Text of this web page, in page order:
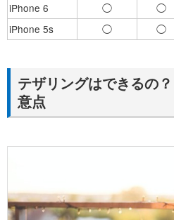
iPhone 6
◯ ◯
iPhone 5s
◯ ◯
テザリングはできるの
意点